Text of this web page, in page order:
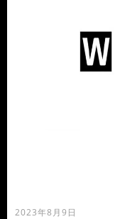
2023年8月9日